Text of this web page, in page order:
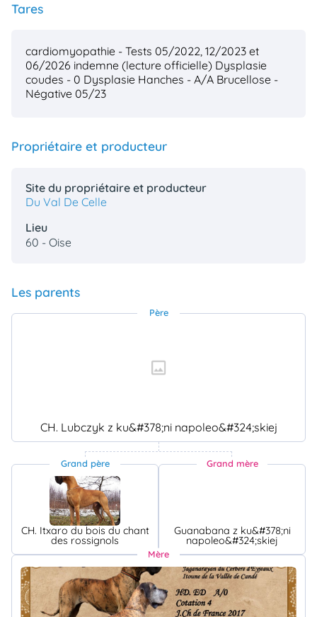
Tares
cardiomyopathie - Tests 05/2022, 12/2023 et
06/2026 indemne (lecture officielle) Dysplasie
coudes - 0 Dysplasie Hanches - A/A Brucellose -
Négative 05/23
Propriétaire et producteur
Site du propriétaire et producteur
Du Val De Celle
Lieu
60 - Oise
Les parents
Père
CH. Lubczyk z ku&#378;ni napoleo&#324;skiej
Grand père
CH. Itxaro du bois du chant
des rossignols
Grand mère
Guanabana z ku&#378;ni
napoleo&#324;skiej
Mère